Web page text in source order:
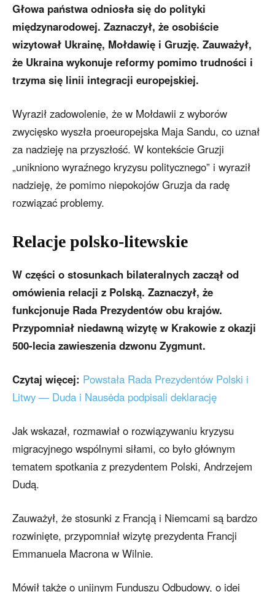
Głowa państwa odniosła się do polityki
międzynarodowej. Zaznaczył, że osobiście
wizytował Ukrainę, Mołdawię i Gruzję. Zauważył,
że Ukraina wykonuje reformy pomimo trudności i
trzyma się linii integracji europejskiej.
Wyraził zadowolenie, że w Mołdawii z wyborów
zwycięsko wyszła proeuropejska Maja Sandu, co uznał
za nadzieję na przyszłość. W kontekście Gruzji
„unikniono wyraźnego kryzysu politycznego” i wyraził
nadzieję, że pomimo niepokojów Gruzja da radę
rozwiązać problemy.
Relacje polsko-litewskie
W części o stosunkach bilateralnych zaczął od
omówienia relacji z Polską. Zaznaczył, że
funkcjonuje Rada Prezydentów obu krajów.
Przypomniał niedawną wizytę w Krakowie z okazji
500-lecia zawieszenia dzwonu Zygmunt.
Czytaj więcej: Powstała Rada Prezydentów Polski i
Litwy — Duda i Nausėda podpisali deklarację
Jak wskazał, rozmawiał o rozwiązywaniu kryzysu
migracyjnego wspólnymi siłami, co było głównym
tematem spotkania z prezydentem Polski, Andrzejem
Dudą.
Zauważył, że stosunki z Francją i Niemcami są bardzo
rozwinięte, przypomniał wizytę prezydenta Francji
Emmanuela Macrona w Wilnie.
Mówił także o unijnym Funduszu Odbudowy, o idei